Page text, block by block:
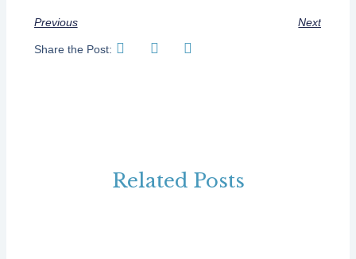
Previous Next
Share the Post:
Related Posts